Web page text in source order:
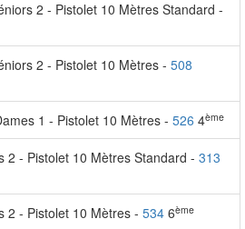
2 - Pistolet 10 Mètres Standard -
2 - Pistolet 10 Mètres - 508
1 - Pistolet 10 Mètres - 526 4ème
2 - Pistolet 10 Mètres Standard - 313
2 - Pistolet 10 Mètres - 534 6ème